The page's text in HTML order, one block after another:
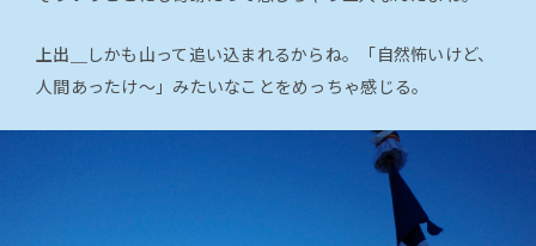
上出＿
しかも山って追い込まれるからね。「自然怖いけど、
人間あったけ〜」みたいなことをめっちゃ感じる。